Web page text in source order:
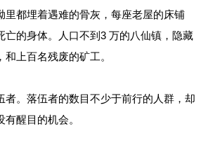
里都埋着遇难的骨灰，每座老屋的床铺
亡的身体。人口不到3 万的八仙镇，隐藏
上百名残废的矿工。
者。落伍者的数目不少于前行的人群，却
醒目的机会。